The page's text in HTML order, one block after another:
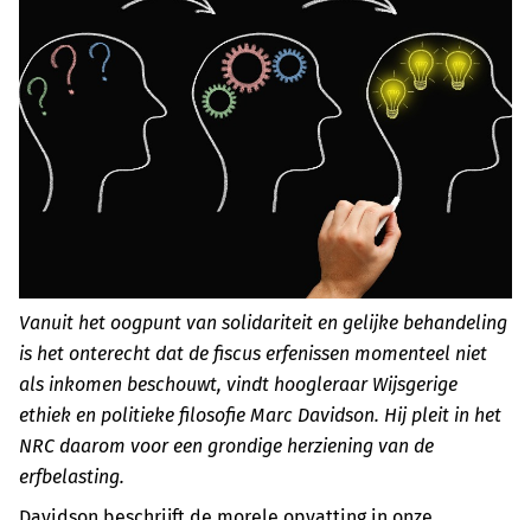
Vanuit het oogpunt van solidariteit en gelijke behandeling
is het onterecht dat de fiscus erfenissen momenteel niet
als inkomen beschouwt, vindt hoogleraar Wijsgerige
ethiek en politieke filosofie Marc Davidson. Hij pleit in het
NRC daarom voor een grondige herziening van de
erfbelasting.